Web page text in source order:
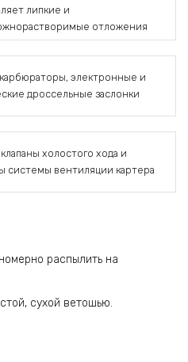
липкие и
отложения
электронные и
дроссельные заслонки
холостого хода и
системы вентиляции картера
распылить на
сухой ветошью.